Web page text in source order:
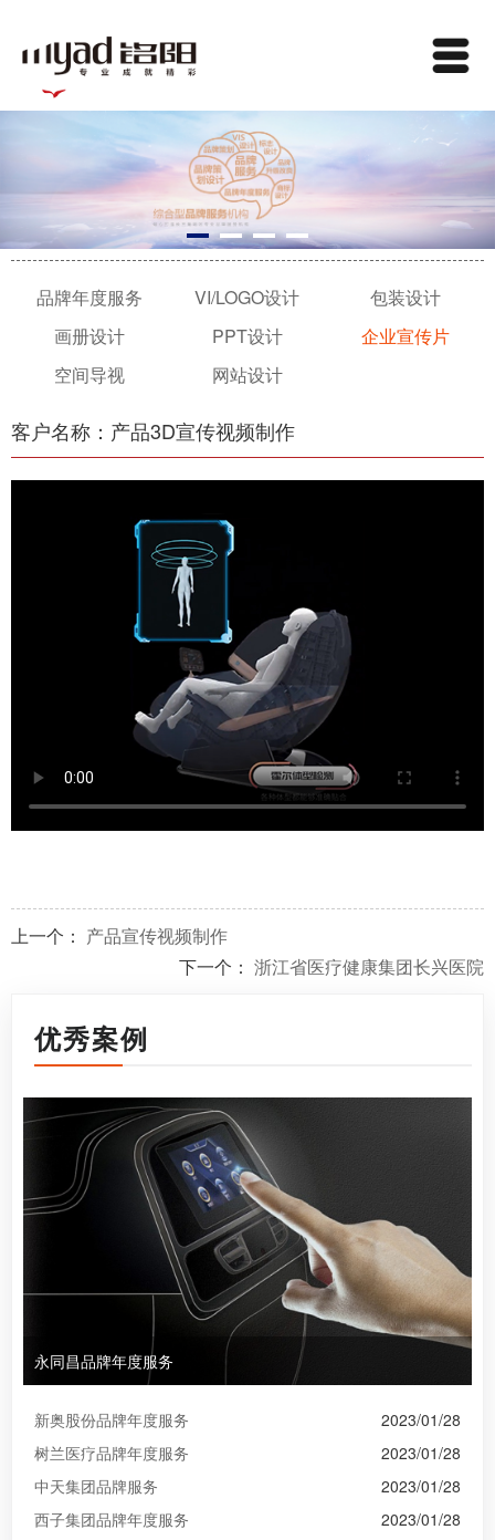
品牌年度服务 VI/LOGO设计
包装设计
画册设计
PPT设计
企业宣传片
空间导视
网站设计
客户名称：产品3D宣传视频制作
上一个： 产品宣传视频制作
下一个： 浙江省医疗健康集团长兴医院
优秀案例
永同昌品牌年度服务
2023/01/28
新奥股份品牌年度服务
2023/01/28
树兰医疗品牌年度服务
2023/01/28
中天集团品牌服务
2023/01/28
西子集团品牌年度服务